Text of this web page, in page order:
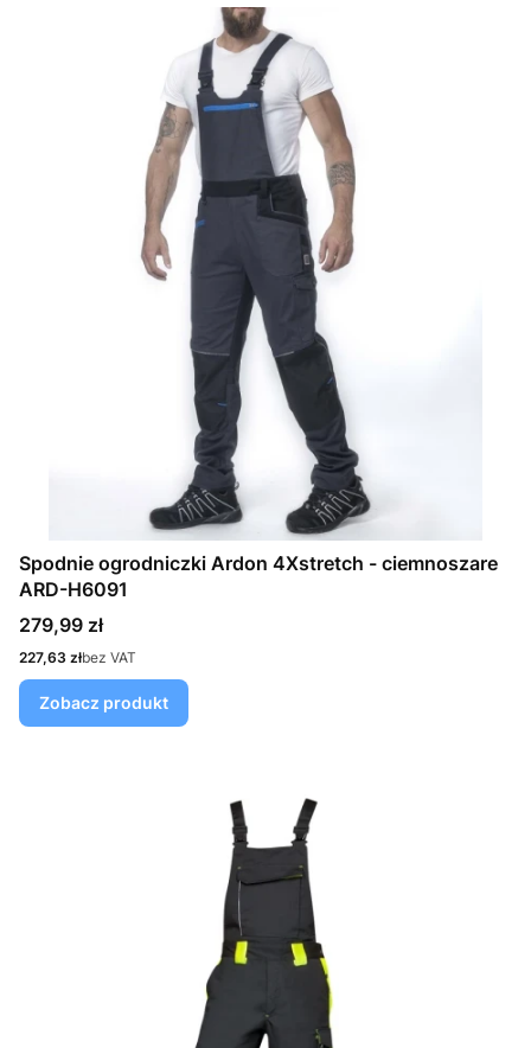
Spodnie ogrodniczki Ardon 4Xstretch - ciemnoszare
ARD-H6091
Cena
279,99 zł
Cena
227,63 złbez VAT
Zobacz produkt